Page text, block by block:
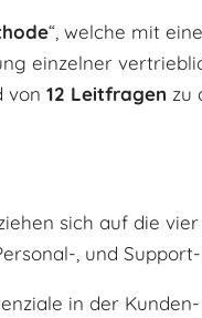
“, welche mit
einzelner
von 12 Leitfragen zu
sich auf die
, und
in der